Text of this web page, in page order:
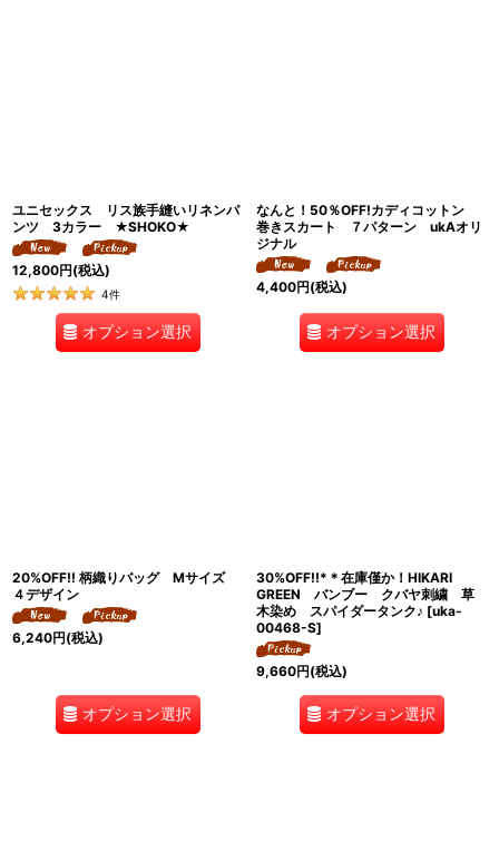
ユニセックス リス族手縫いリネンパ
ンツ 3カラー ★SHOKO★
12,800円(税込)
4件
オプション選択
なんと！50％OFF!カディコットン
巻きスカート ７パターン ukAオリ
ジナル
4,400円(税込)
オプション選択
20%OFF!! 柄織りバッグ Mサイズ
４デザイン
6,240円(税込)
オプション選択
30%OFF!!*＊在庫僅か！HIKARI
GREEN バンブー クバヤ刺繍 草
木染め スパイダータンク♪ [uka-
00468-S]
9,660円(税込)
オプション選択